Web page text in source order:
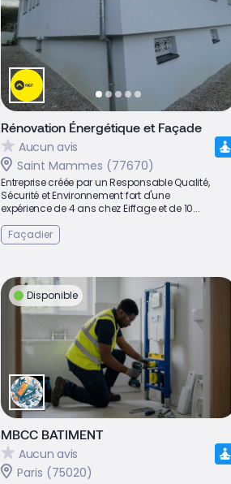
Rénovation Énergétique et Façade
Aucun avis
Saint Mammes (77670)
Entreprise créée par un Responsable Qualité,
Sécurité et Environnement fort d'une
expérience de 4 ans chez Eiffage et de 10...
Façadier
Disponible
MBCC BATIMENT
Aucun avis
Paris (75020)